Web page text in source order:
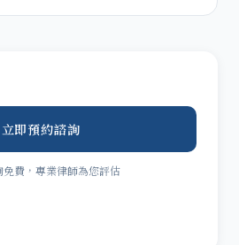
立即預約諮詢
免費，專業律師為您評估